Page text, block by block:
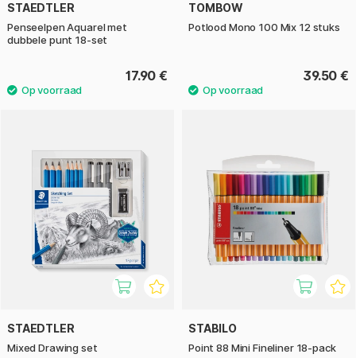
STAEDTLER
Penseelpen Aquarel met
dubbele punt 18-set
17.90 €
TOMBOW
Potlood Mono 100 Mix 12 stuks
39.50 €
STAEDTLER
Mixed Drawing set
STABILO
Point 88 Mini Fineliner 18-pack